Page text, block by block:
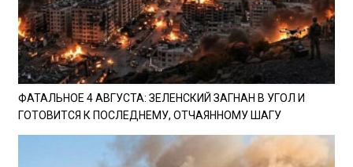
ФАТАЛЬНОЕ 4 АВГУСТА: ЗЕЛЕНСКИЙ ЗАГНАН В УГОЛ И
ГОТОВИТСЯ К ПОСЛЕДНЕМУ, ОТЧАЯННОМУ ШАГУ